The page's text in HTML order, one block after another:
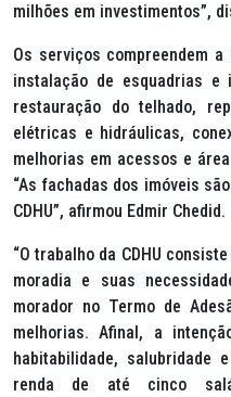
milhões em investimentos”,
Os serviços compreendem
instalação de esquadrias e
restauração do telhado,
elétricas e hidráulicas,
melhorias em acessos e
“As fachadas dos imóveis
CDHU”, afirmou Edmir Chedid.
“O trabalho da CDHU
moradia e suas
morador no Termo de
melhorias. Afinal, a
habitabilidade, salubridade
renda de até cinco